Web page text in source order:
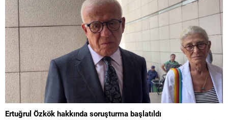
Ertuğrul Özkök hakkında soruşturma başlatıldı